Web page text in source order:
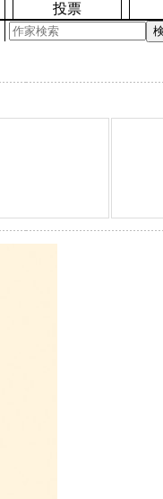
投票